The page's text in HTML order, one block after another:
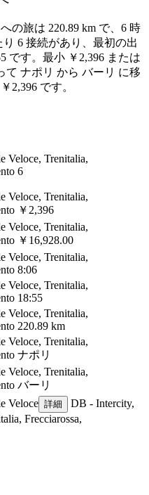
の旅は 220.89 km で、6 時
6 接続があり、最初の出
です。最小 ￥2,396 または
て ナポリ から バーリ に移
2,396 です。
Veloce, Trenitalia,
6
Veloce, Trenitalia,
￥2,396
Veloce, Trenitalia,
￥16,928.00
Veloce, Trenitalia,
8:06
Veloce, Trenitalia,
18:55
Veloce, Trenitalia,
220.89 km
Veloce, Trenitalia,
ナポリ
Veloce, Trenitalia,
バーリ
Veloce 詳細
DB - Intercity,
Frecciarossa,